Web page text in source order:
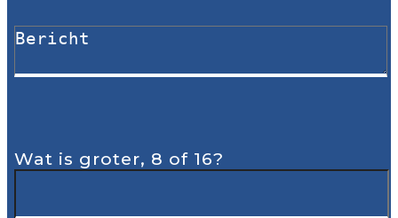
Wat is groter, 8 of 16?